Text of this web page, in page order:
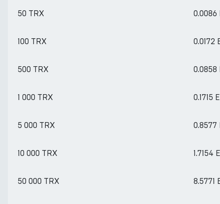
50 TRX 0.0086
100 TRX 0.0172
500 TRX 0.0858
1 000 TRX 0.1715
5 000 TRX 0.8577
10 000 TRX 1.7154
50 000 TRX 8.5771